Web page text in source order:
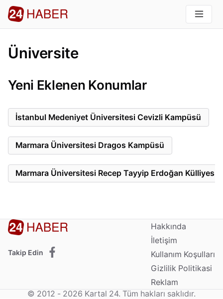
Üniversite
Yeni Eklenen Konumlar
İstanbul Medeniyet Üniversitesi Cevizli Kampüsü
Marmara Üniversitesi Dragos Kampüsü
Marmara Üniversitesi Recep Tayyip Erdoğan Külliyesi
Takip Edin
Hakkında
İletişim
Kullanım Koşulları
Gizlilik Politikasi
Reklam
© 2012 - 2026 Kartal 24. Tüm hakları saklıdır.